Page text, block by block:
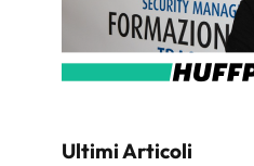
Ultimi Articoli